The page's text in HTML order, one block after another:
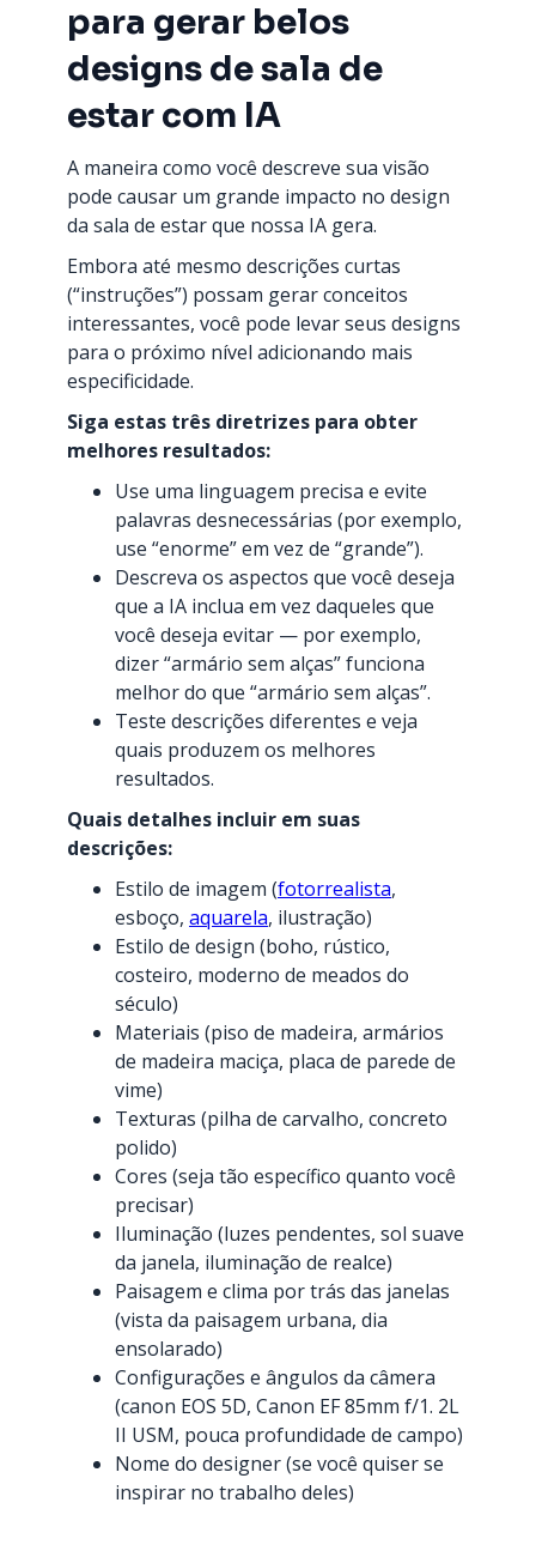
para gerar belos
designs de sala de
estar com IA
A maneira como você descreve sua visão
pode causar um grande impacto no design
da sala de estar que nossa IA gera.
Embora até mesmo descrições curtas
(“instruções”) possam gerar conceitos
interessantes, você pode levar seus designs
para o próximo nível adicionando mais
especificidade.
Siga estas três diretrizes para obter
melhores resultados:
Use uma linguagem precisa e evite
palavras desnecessárias (por exemplo,
use “enorme” em vez de “grande”).
Descreva os aspectos que você deseja
que a IA inclua em vez daqueles que
você deseja evitar — por exemplo,
dizer “armário sem alças” funciona
melhor do que “armário sem alças”.
Teste descrições diferentes e veja
quais produzem os melhores
resultados.
Quais detalhes incluir em suas
descrições:
Estilo de imagem (fotorrealista,
esboço, aquarela, ilustração)
Estilo de design (boho, rústico,
costeiro, moderno de meados do
século)
Materiais (piso de madeira, armários
de madeira maciça, placa de parede de
vime)
Texturas (pilha de carvalho, concreto
polido)
Cores (seja tão específico quanto você
precisar)
Iluminação (luzes pendentes, sol suave
da janela, iluminação de realce)
Paisagem e clima por trás das janelas
(vista da paisagem urbana, dia
ensolarado)
Configurações e ângulos da câmera
(canon EOS 5D, Canon EF 85mm f/1. 2L
II USM, pouca profundidade de campo)
Nome do designer (se você quiser se
inspirar no trabalho deles)